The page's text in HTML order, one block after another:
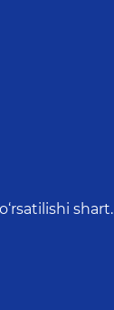
shart.